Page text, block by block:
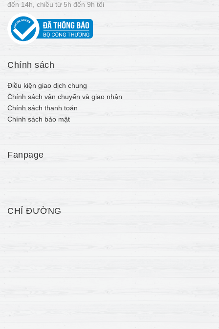
đến 14h, chiều từ 5h đến 9h tối
Chính sách
Điều kiện giao dịch chung
Chính sách vận chuyển và giao nhận
Chính sách thanh toán
Chính sách bảo mật
Fanpage
CHỈ ĐƯỜNG